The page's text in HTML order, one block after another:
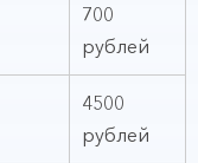
700
рублей
4500
рублей